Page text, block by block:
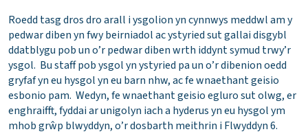
Roedd tasg dros dro arall i ysgolion yn cynnwys meddwl am y
pedwar diben yn fwy beirniadol ac ystyried sut gallai disgybl
ddatblygu pob un o’r pedwar diben wrth iddynt symud trwy’r
ysgol. Bu staff pob ysgol yn ystyried pa un o’r dibenion oedd
gryfaf yn eu hysgol yn eu barn nhw, ac fe wnaethant geisio
esbonio pam. Wedyn, fe wnaethant geisio egluro sut olwg, er
enghraifft, fyddai ar unigolyn iach a hyderus yn eu hysgol ym
mhob grŵp blwyddyn, o’r dosbarth meithrin i Flwyddyn 6.